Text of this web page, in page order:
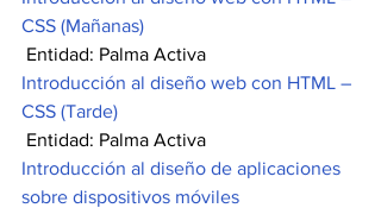
CSS (Mañanas)
Entidad: Palma Activa
Introducción al diseño web con HTML –
CSS (Tarde)
Entidad: Palma Activa
Introducción al diseño de aplicaciones
sobre dispositivos móviles